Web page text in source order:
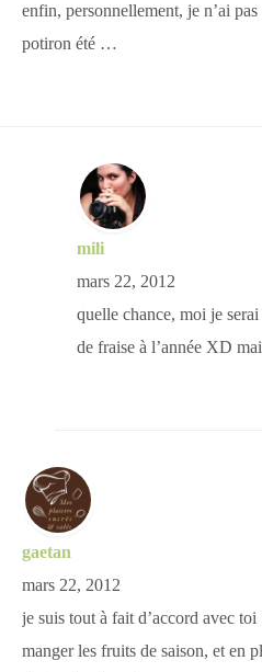
enfin, personnellement, je n’ai
potiron été …
mili
mars 22, 2012
quelle chance, moi je
de fraise à l’année XD
gaetan
mars 22, 2012
je suis tout à fait d’accord avec toi
manger les fruits de saison, et en